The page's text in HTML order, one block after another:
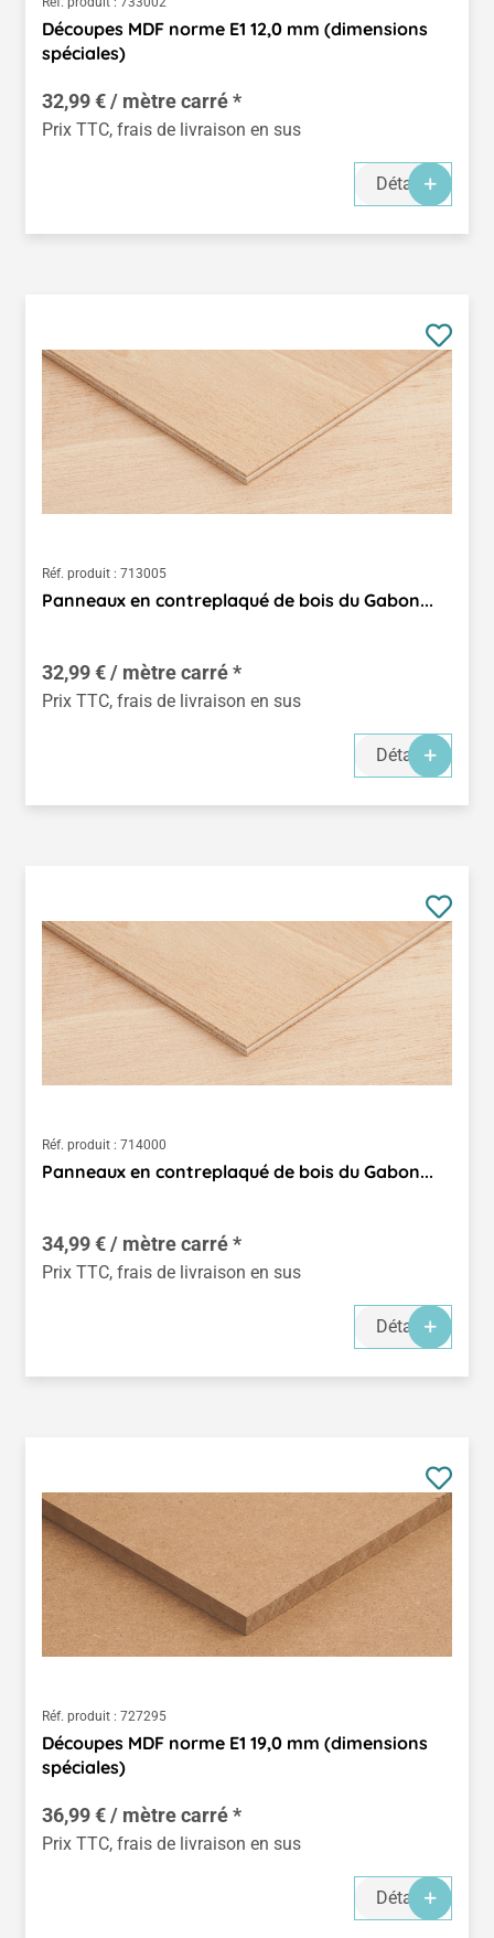
Découpes MDF norme E1 12,0 mm (dimensions
spéciales)
32,99 € / mètre carré *
Prix TTC, frais de livraison en sus
Détails
Réf. produit : 713005
Panneaux en contreplaqué de bois du Gabon...
32,99 € / mètre carré *
Prix TTC, frais de livraison en sus
Détails
Réf. produit : 714000
Panneaux en contreplaqué de bois du Gabon...
34,99 € / mètre carré *
Prix TTC, frais de livraison en sus
Détails
Réf. produit : 727295
Découpes MDF norme E1 19,0 mm (dimensions
spéciales)
36,99 € / mètre carré *
Prix TTC, frais de livraison en sus
Détails